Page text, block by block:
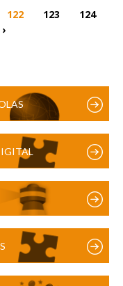
122 123
124
›